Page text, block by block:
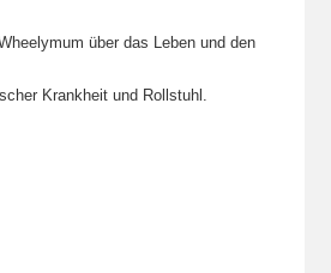
über das Leben und den
Krankheit und Rollstuhl.